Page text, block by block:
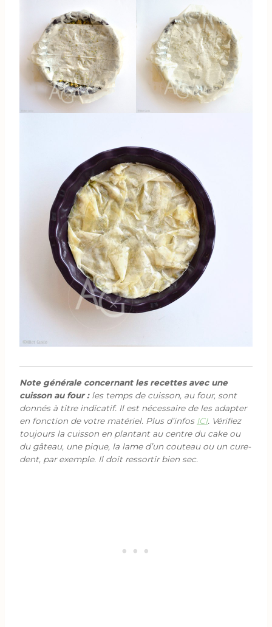
Note générale concernant les recettes avec une
cuisson au four :les temps de cuisson, au four, sont
donnés à titre indicatif. Il est nécessaire de les adapter
en fonction de votre matériel. Plus d’infos ICI. Vérifiez
toujours la cuisson en plantant au centre du cake ou
du gâteau, une pique, la lame d’un couteau ou un cure-
dent, par exemple. Il doit ressortir bien sec.